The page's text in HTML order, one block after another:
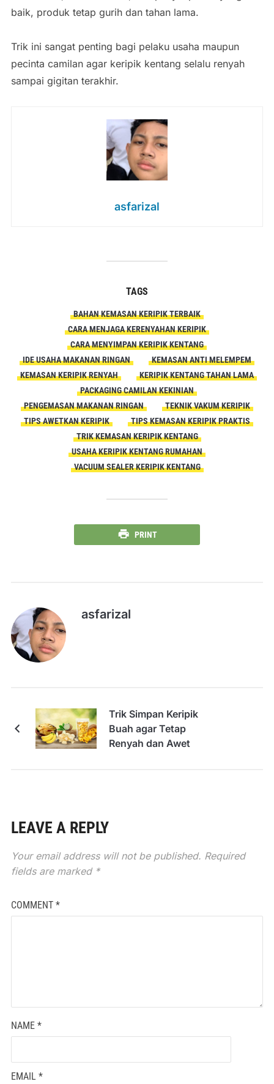
baik, produk tetap gurih dan tahan lama.
Trik ini sangat penting bagi pelaku usaha maupun
pecinta camilan agar keripik kentang selalu renyah
sampai gigitan terakhir.
asfarizal
TAGS
BAHAN KEMASAN KERIPIK TERBAIK
CARA MENJAGA KERENYAHAN KERIPIK
CARA MENYIMPAN KERIPIK KENTANG
IDE USAHA MAKANAN RINGAN
KEMASAN ANTI MELEMPEM
KEMASAN KERIPIK RENYAH
KERIPIK KENTANG TAHAN LAMA
PACKAGING CAMILAN KEKINIAN
PENGEMASAN MAKANAN RINGAN
TEKNIK VAKUM KERIPIK
TIPS AWETKAN KERIPIK
TIPS KEMASAN KERIPIK PRAKTIS
TRIK KEMASAN KERIPIK KENTANG
USAHA KERIPIK KENTANG RUMAHAN
VACUUM SEALER KERIPIK KENTANG
PRINT
asfarizal
Trik Simpan Keripik
Buah agar Tetap
Renyah dan Awet
LEAVE A REPLY
Your email address will not be published. Required
fields are marked *
COMMENT *
NAME *
EMAIL *